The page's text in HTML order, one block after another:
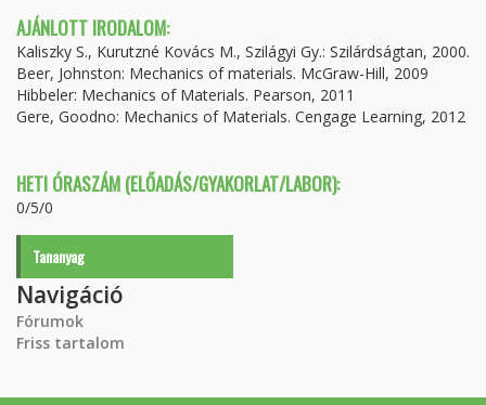
AJÁNLOTT IRODALOM:
Kaliszky S., Kurutzné Kovács M., Szilágyi Gy.: Szilárdságtan, 2000.
Beer, Johnston: Mechanics of materials. McGraw-Hill, 2009
Hibbeler: Mechanics of Materials. Pearson, 2011
Gere, Goodno: Mechanics of Materials. Cengage Learning, 2012
HETI ÓRASZÁM (ELŐADÁS/GYAKORLAT/LABOR):
0/5/0
Tananyag
Navigáció
Fórumok
Friss tartalom